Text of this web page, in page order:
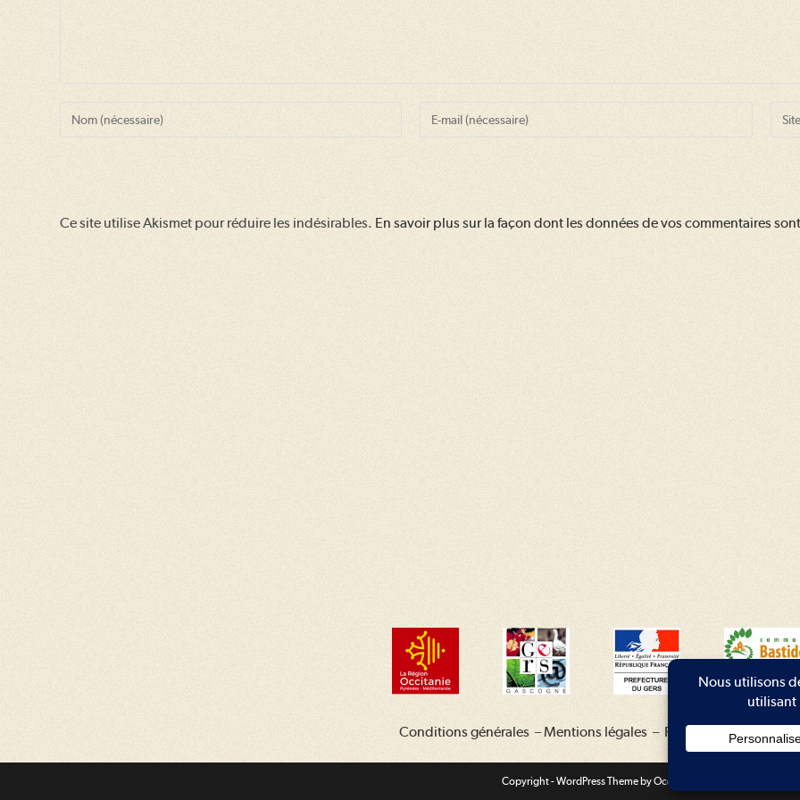
Enter
your
to
Enter
your
comment
Saisir
l’URL
Ce site utilise Akismet pour réduire les indésirables. En savoir plus sur la façon dont les données de vos commentaires
Conditions générales –Mentions légales – Plan du site– Contact
Copyright - WordPress Theme by OceanWP